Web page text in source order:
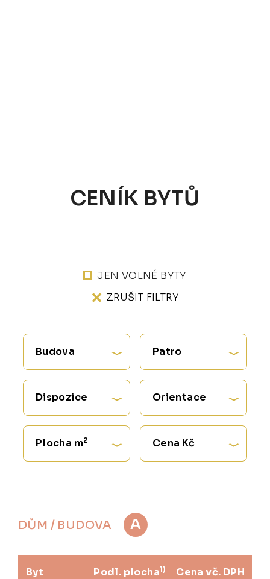
CENÍK BYTŮ
JEN VOLNÉ BYTY
ZRUŠIT FILTRY
Budova Patro
Dispozice Orientace
Plocha m2 Cena Kč
DŮM / BUDOVA A
Byt Podl. plocha1) Cena vč. DPH